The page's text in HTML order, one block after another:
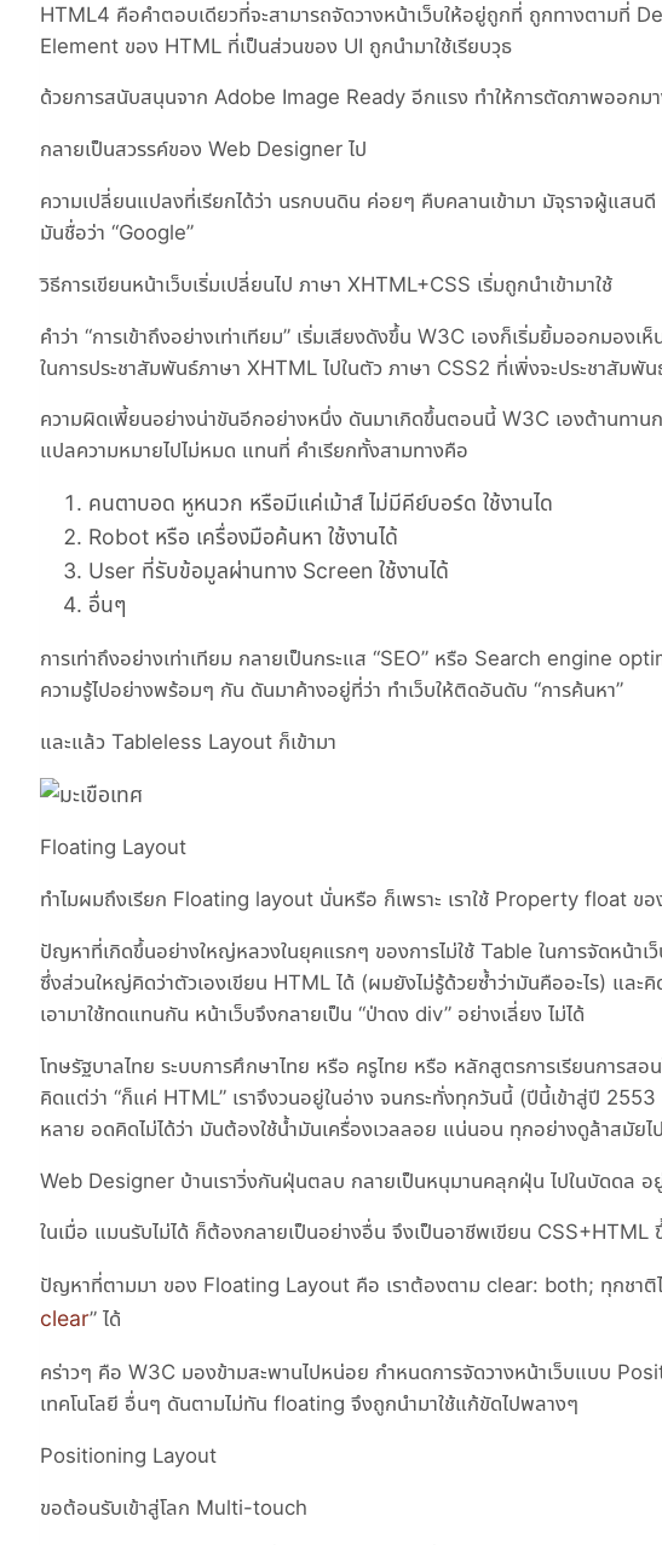
HTML4 คือคำตอบเดียวที่จะสามารถจัดวางหน้าเว็บให้อยู่ถูกที่ ถูกทางตามที่
Element ของ HTML ที่เป็นส่วนของ UI ถูกนำมาใช้เรียบวุธ
ด้วยการสนับสนุนจาก Adobe Image Ready อีกแรง ทำให้การตัดภาพออกม
กลายเป็นสวรรค์ของ Web Designer ไป
ความเปลี่ยนแปลงที่เรียกได้ว่า นรกบนดิน ค่อยๆ คืบคลานเข้ามา มัจุราจผู้แสน
มันชื่อว่า “Google”
วิธีการเขียนหน้าเว็บเริ่มเปลี่ยนไป ภาษา XHTML+CSS เริ่มถูกนำเข้ามาใช้
คำว่า “การเข้าถึงอย่างเท่าเทียม” เริ่มเสียงดังขึ้น W3C เองก็เริ่มยิ้มออกมอง
ในการประชาสัมพันธ์ภาษา XHTML ไปในตัว ภาษา CSS2 ที่เพิ่งจะประชาสัมพัน
ความผิดเพี้ยนอย่างน่าขันอีกอย่างหนึ่ง ดันมาเกิดขึ้นตอนนี้ W3C เองต้านทานก
แปลความหมายไปไม่หมด แทนที่ คำเรียกทั้งสามทางคือ
คนตาบอด หูหนวก หรือมีแค่เม้าส์ ไม่มีคีย์บอร์ด ใช้งานได
Robot หรือ เครื่องมือค้นหา ใช้งานได้
User ที่รับข้อมูลผ่านทาง Screen ใช้งานได้
อื่นๆ
การเท่าถึงอย่างเท่าเทียม กลายเป็นกระแส “SEO” หรือ Search engine
ความรู้ไปอย่างพร้อมๆ กัน ดันมาค้างอยู่ที่ว่า ทำเว็บให้ติดอันดับ “การค้นหา”
และแล้ว Tableless Layout ก็เข้ามา
Floating Layout
ทำไมผมถึงเรียก Floating layout นั่นหรือ ก็เพราะ เราใช้ Property float ข
ปัญหาที่เกิดขึ้นอย่างใหญ่หลวงในยุคแรกๆ ของการไม่ใช้ Table ในการจัดหน้า
ซึ่งส่วนใหญ่คิดว่าตัวเองเขียน HTML ได้ (ผมยังไม่รู้ด้วยซ้ำว่ามันคืออะไร) แ
เอามาใช้ทดแทนกัน หน้าเว็บจึงกลายเป็น “ป่าดง div” อย่างเลี่ยง ไม่ได้
โทษรัฐบาลไทย ระบบการศึกษาไทย หรือ ครูไทย หรือ หลักสูตรการเรียนการส
คิดแต่ว่า “ก็แค่ HTML” เราจึงวนอยู่ในอ่าง จนกระทั่งทุกวันนี้ (ปีนี้เข้าสู่ปี
หลาย อดคิดไม่ได้ว่า มันต้องใช้น้ำมันเครื่องเวลลอย แน่นอน ทุกอย่างดูล้าสมัยไ
Web Designer บ้านเราวิ่งกันฝุ่นตลบ กลายเป็นหนุมานคลุกฝุ่น ไปในบัดดล
ในเมื่อ แมนรับไม่ได้ ก็ต้องกลายเป็นอย่างอื่น จึงเป็นอาชีพเขียน CSS+HTML
ปัญหาที่ตามมา ของ Floating Layout คือ เราต้องตาม clear: both; ทุกชาติ
clear” ได้
คร่าวๆ คือ W3C มองข้ามสะพานไปหน่อย กำหนดการจัดวางหน้าเว็บแบบ
เทคโนโลยี อื่นๆ ดันตามไม่ทัน floating จึงถูกนำมาใช้แก้ขัดไปพลางๆ
Positioning Layout
ขอต้อนรับเข้าสู่โลก Multi-touch